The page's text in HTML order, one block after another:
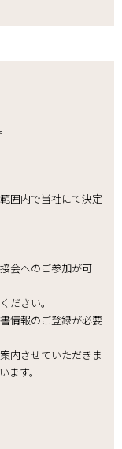
囲内で当社にて決定
会へのご参加が可
ださい。
情報のご登録が必要
内させていただきま
す。